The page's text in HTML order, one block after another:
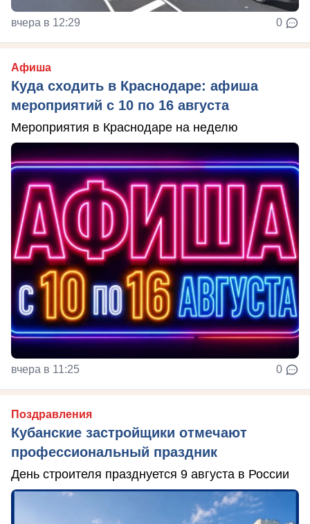
вчера в 12:29 0
Афиша
Куда сходить в Краснодаре: афиша
мероприятий с 10 по 16 августа
Мероприятия в Краснодаре на неделю
вчера в 11:25 0
Поздравления
Кубанские застройщики отмечают
профессиональный праздник
День строителя празднуется 9 августа в России